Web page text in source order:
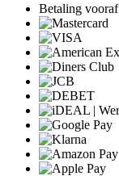
Betaling vooraf